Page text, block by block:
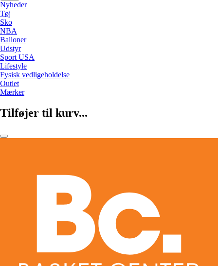
Nyheder
Tøj
Sko
NBA
Balloner
Udstyr
Sport USA
Lifestyle
Fysisk vedligeholdelse
Outlet
Mærker
Tilføjer til kurv...